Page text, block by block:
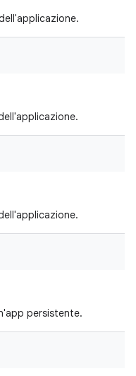
persistente.